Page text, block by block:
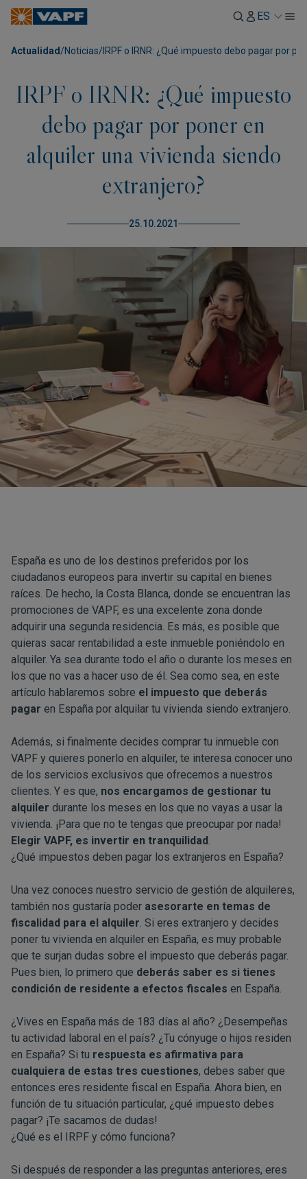
ES
Actualidad /Noticias/ IRPF o IRNR: ¿Qué impuesto debo pagar por
IRPF o IRNR: ¿Qué impuesto
debo pagar por poner en
alquiler una vivienda siendo
extranjero?
25.10.2021
España es uno de los destinos preferidos por los
ciudadanos europeos para invertir su capital en bienes
raíces. De hecho, la Costa Blanca, donde se encuentran las
promociones de VAPF, es una excelente zona donde
adquirir una segunda residencia. Es más, es posible que
quieras sacar rentabilidad a este inmueble poniéndolo en
alquiler. Ya sea durante todo el año o durante los meses en
los que no vas a hacer uso de él. Sea como sea, en este
artículo hablaremos sobre el impuesto que deberás
pagar en España por alquilar tu vivienda siendo extranjero.
Además, si finalmente decides comprar tu inmueble con
VAPF y quieres ponerlo en alquiler, te interesa conocer uno
de los servicios exclusivos que ofrecemos a nuestros
clientes. Y es que, nos encargamos de gestionar tu
alquiler durante los meses en los que no vayas a usar la
vivienda. ¡Para que no te tengas que preocupar por nada!
Elegir VAPF, es invertir en tranquilidad.
¿Qué impuestos deben pagar los extranjeros en España?
Una vez conoces nuestro servicio de gestión de alquileres,
también nos gustaría poder asesorarte en temas de
fiscalidad para el alquiler. Si eres extranjero y decides
poner tu vivienda en alquiler en España, es muy probable
que te surjan dudas sobre el impuesto que deberás pagar.
Pues bien, lo primero que deberás saber es si tienes
condición de residente a efectos fiscales en España.
¿Vives en España más de 183 días al año? ¿Desempeñas
tu actividad laboral en el país? ¿Tu cónyuge o hijos residen
en España? Si tu respuesta es afirmativa para
cualquiera de estas tres cuestiones, debes saber que
entonces eres residente fiscal en España. Ahora bien, en
función de tu situación particular, ¿qué impuesto debes
pagar? ¡Te sacamos de dudas!
¿Qué es el IRPF y cómo funciona?
Si después de responder a las preguntas anteriores, eres